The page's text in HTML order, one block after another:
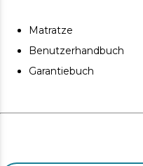
Matratze
Benutzerhandbuch
Garantiebuch